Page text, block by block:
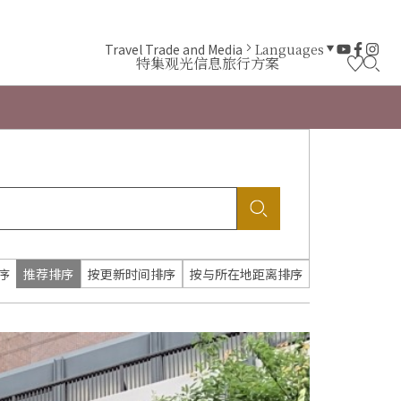
特集观光信息旅行方案
Travel Trade and Media Languages
推荐排序 按更新时间排序 按与所在地距离排序